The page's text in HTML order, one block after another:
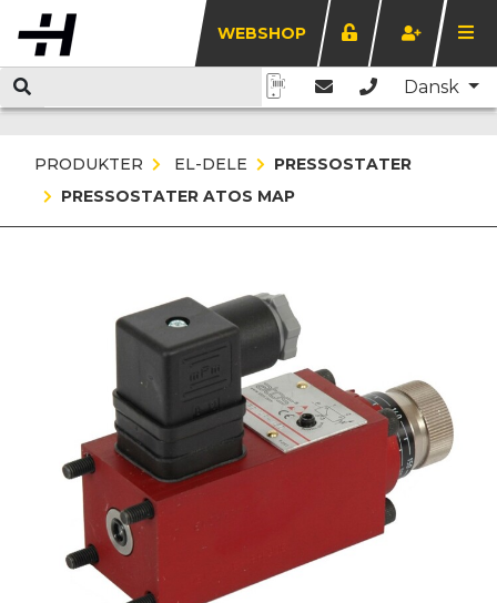
WEBSHOP
Dansk
PRODUKTER EL-DELE
PRESSOSTATER
PRESSOSTATER ATOS MAP